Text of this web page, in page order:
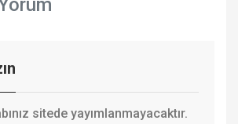
sitede yayımlanmayacaktır.